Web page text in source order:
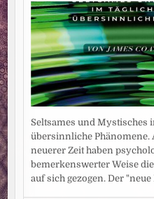
Seltsames und Mystisches
übersinnliche Phänomene.
neuerer Zeit haben
bemerkenswerter Weise
auf sich gezogen. Der